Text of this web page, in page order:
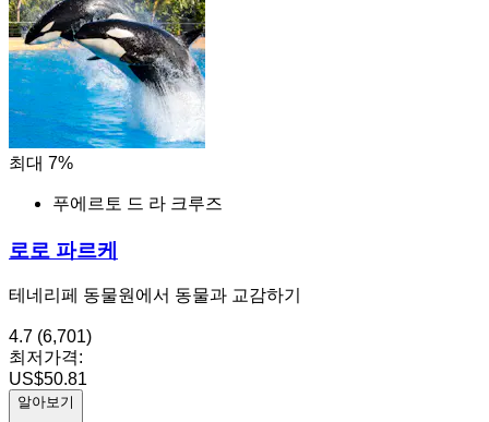
최대 7%
푸에르토 드 라 크루즈
로로 파르케
테네리페 동물원에서 동물과 교감하기
4.7 (6,701)
최저가격:
US$50.81
알아보기